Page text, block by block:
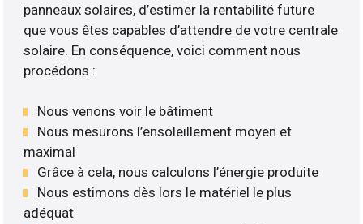
panneaux solaires, d’estimer la rentabilité future
que vous êtes capables d’attendre de votre centrale
solaire. En conséquence, voici comment nous
procédons :
Nous venons voir le bâtiment
Nous mesurons l’ensoleillement moyen et
maximal
Grâce à cela, nous calculons l’énergie produite
Nous estimons dès lors le matériel le plus
adéquat